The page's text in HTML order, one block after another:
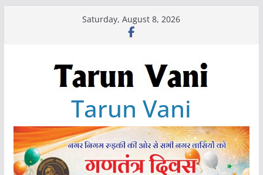
Saturday, August 8, 2026
Tarun Vani